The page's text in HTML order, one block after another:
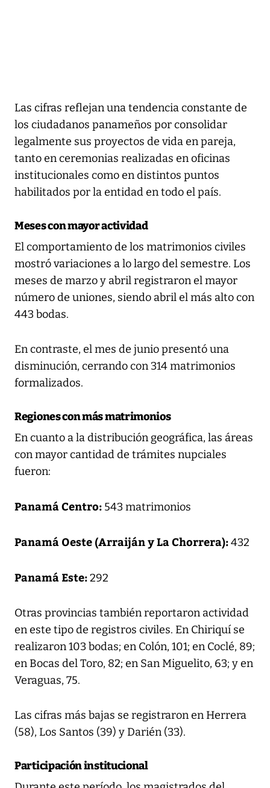
Las cifras reflejan una tendencia constante de
los ciudadanos panameños por consolidar
legalmente sus proyectos de vida en pareja,
tanto en ceremonias realizadas en oficinas
institucionales como en distintos puntos
habilitados por la entidad en todo el país.
Meses con mayor actividad
El comportamiento de los matrimonios civiles
mostró variaciones a lo largo del semestre. Los
meses de marzo y abril registraron el mayor
número de uniones, siendo abril el más alto con
443 bodas.
En contraste, el mes de junio presentó una
disminución, cerrando con 314 matrimonios
formalizados.
Regiones con más matrimonios
En cuanto a la distribución geográfica, las áreas
con mayor cantidad de trámites nupciales
fueron:
Panamá Centro: 543 matrimonios
Panamá Oeste (Arraiján y La Chorrera):432
Panamá Este:292
Otras provincias también reportaron actividad
en este tipo de registros civiles. En Chiriquí se
realizaron 103 bodas; en Colón, 101; en Coclé, 89;
en Bocas del Toro, 82; en San Miguelito, 63; y en
Veraguas, 75.
Las cifras más bajas se registraron en Herrera
(58), Los Santos (39) y Darién (33).
Participación institucional